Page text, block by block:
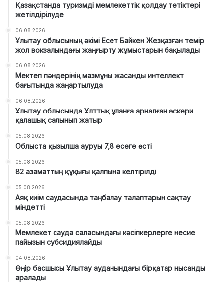
Қазақстанда туризмді мемлекеттік қолдау тетіктері
жетілдірілуде
06.08.2026
Ұлытау облысының әкімі Есет Байкен Жезқазған темір
жол вокзалындағы жаңғырту жұмыстарын бақылады
06.08.2026
Мектеп пәндерінің мазмұны жасанды интеллект
бағытында жаңартылуда
06.08.2026
Ұлытау облысында Ұлттық ұланға арналған әскери
қалашық салынып жатыр
05.08.2026
Облыста қызылша ауруы 7,8 есеге өсті
05.08.2026
82 азаматтың құқығы қалпына келтірілді
05.08.2026
Аяқ киім саудасында таңбалау талаптарын сақтау
міндетті
05.08.2026
Мемлекет сауда саласындағы кәсіпкерлерге несие
пайызын субсидиялайды
04.08.2026
Өңір басшысы Ұлытау ауданындағы бірқатар нысанды
аралады